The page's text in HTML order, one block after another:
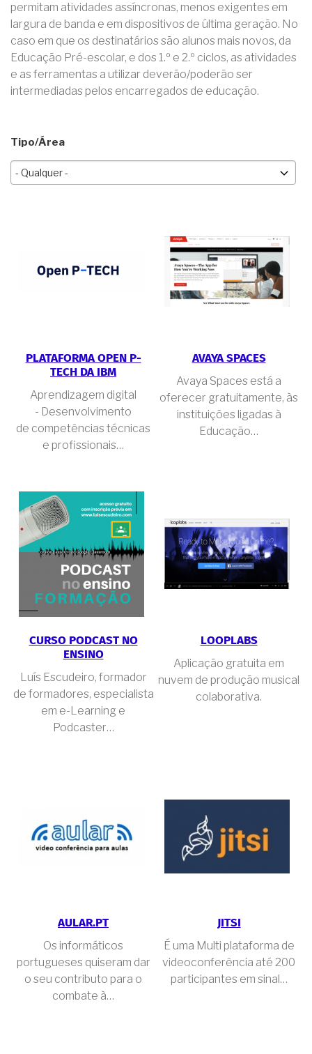
permitam atividades assíncronas, menos exigentes em
largura de banda e em dispositivos de última geração. No
caso em que os destinatários são alunos mais novos, da
Educação Pré-escolar, e dos 1.º e 2.º ciclos, as atividades
e as ferramentas a utilizar deverão/poderão ser
intermediadas pelos encarregados de educação.
Tipo/Área
PLATAFORMA OPEN P-
TECH DA IBM
Aprendizagem digital
- Desenvolvimento
de competências técnicas
e profissionais…
AVAYA SPACES
Avaya Spaces está a
oferecer gratuitamente, às
instituições ligadas à
Educação…
CURSO PODCAST NO
ENSINO
Luís Escudeiro, formador
de formadores, especialista
em e-Learning e
Podcaster…
LOOPLABS
Aplicação gratuita em
nuvem de produção musical
colaborativa.
AULAR.PT
Os informáticos
portugueses quiseram dar
o seu contributo para o
combate à…
JITSI
É uma Multi plataforma de
videoconferência até 200
participantes em sinal…